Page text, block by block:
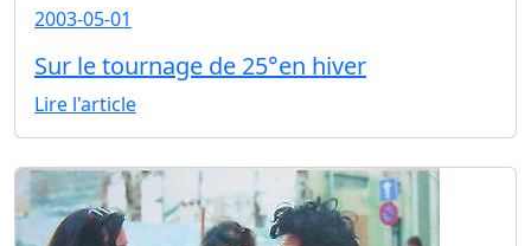
2003-05-01
Sur le tournage de 25°en hiver
Lire l'article